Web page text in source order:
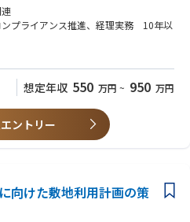
部監査の統括業務
として上記2業務のグループ会社への
社法関連）
部統制関連業務の他に、与信管理等の
て管理職への登用の可能性もございま
ンプライアンス推進、経理実務 10年以
想定年収 550 万円 ~ 950 万円
ントリー
向けた敷地利用計画の策